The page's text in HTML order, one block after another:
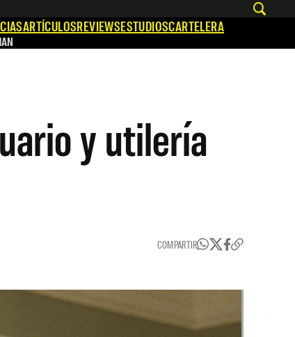
ARTÍCULOSREVIEWSESTUDIOSCARTELERA
y utilería
COMPARTIR